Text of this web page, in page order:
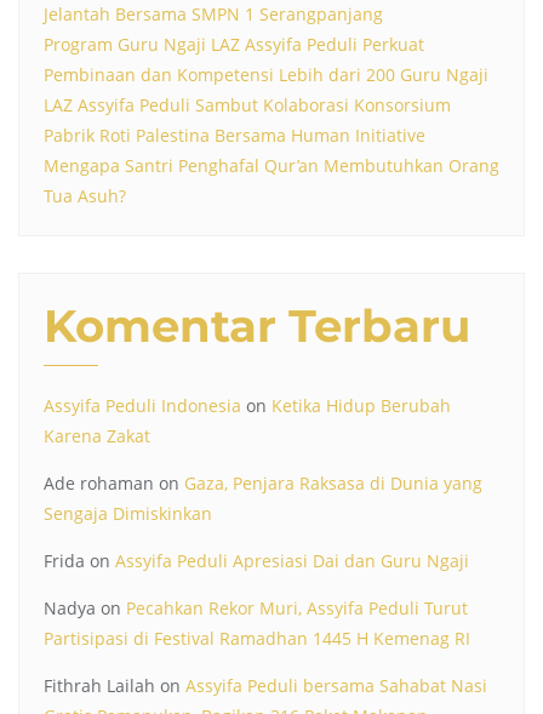
Jelantah Bersama SMPN 1 Serangpanjang
Program Guru Ngaji LAZ Assyifa Peduli Perkuat
Pembinaan dan Kompetensi Lebih dari 200 Guru Ngaji
LAZ Assyifa Peduli Sambut Kolaborasi Konsorsium
Pabrik Roti Palestina Bersama Human Initiative
Mengapa Santri Penghafal Qur’an Membutuhkan Orang
Tua Asuh?
Komentar Terbaru
Assyifa Peduli Indonesia on Ketika Hidup Berubah
Karena Zakat
Ade rohaman on Gaza, Penjara Raksasa di Dunia yang
Sengaja Dimiskinkan
Frida on Assyifa Peduli Apresiasi Dai dan Guru Ngaji
Nadya on Pecahkan Rekor Muri, Assyifa Peduli Turut
Partisipasi di Festival Ramadhan 1445 H Kemenag RI
Fithrah Lailah on Assyifa Peduli bersama Sahabat Nasi